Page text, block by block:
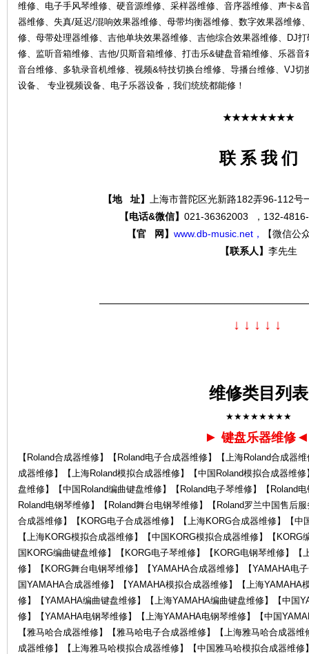
维修、电子手风琴维修、硬音源维修、采样器维修、音序器维修、声卡&
器维修、失真/延迟/混响效果器维修、母带均衡器维修、数字效果器维修
修、母带处理器维修、吉他单块效果器维修、吉他综合效果器维修、DJ
修、监听音箱维修、吉他/贝斯音箱维修、打击乐&键盘音箱维修、乐器
音台维修、多轨录音机维修、视频&特技切换台维修、导播台维修、VJ
设备、 专业视频设备、电子乐器设备，我们统统都能修！
★★★★★★★★
联 系 我 们
【地 址】
上海市普陀区光新路182弄96-112
【电话&微信】 021-36362003 ，132-
【官 网】 www.db-music.net，
【微信公
【联系人】 李先生
↓ ↓ ↓ ↓ ↓
维修类目列表
★★★★★★★★
►键盘乐器维修
【Roland合成器维修】【Roland电子合成器维修】【上海Roland合成器
成器维修】【上海Roland模拟合成器维修】【中国Roland模拟合成器维
盘维修】【中国Roland编曲键盘维修】【Roland电子琴维修】【Roland
Roland电钢琴维修】【Roland舞台电钢琴维修】【Roland罗兰中国售后
合成器维修】【KORG电子合成器维修】【上海KORG合成器维修】【
【上海KORG模拟合成器维修】【中国KORG模拟合成器维修】【
国KORG编曲键盘维修】【KORG电子琴维修】【KORG电钢琴维修】
修】【KORG舞台电钢琴维修】【YAMAHA合成器维修】【YAMAHA电
国YAMAHA合成器维修】【YAMAHA模拟合成器维修】【上海YAMAHA
修】【YAMAHA编曲键盘维修】【上海YAMAHA编曲键盘维修】【中国
修】【YAMAHA电钢琴维修】【上海YAMAHA电钢琴维修】【中国
【雅马哈合成器维修】【雅马哈电子合成器维修】【上海雅马哈合成器
成器维修】【上海雅马哈模拟合成器维修】【中国雅马哈模拟合成器维